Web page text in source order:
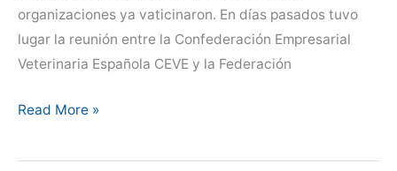
organizaciones ya vaticinaron. En días pasados tuvo
lugar la reunión entre la Confederación Empresarial
Veterinaria Española CEVE y la Federación
Reunión
–
Read More »